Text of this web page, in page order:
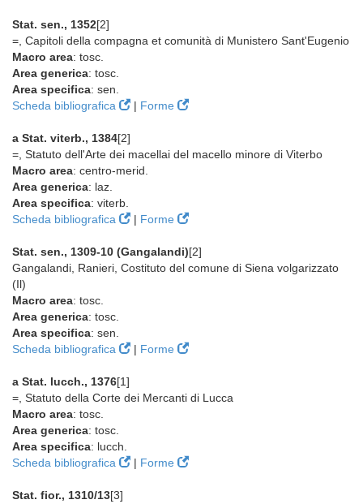
Stat. sen., 1352[2]
=, Capitoli della compagna et comunità di Munistero Sant'Eugenio
Macro area: tosc.
Area generica: tosc.
Area specifica: sen.
Scheda bibliografica
| Forme
a Stat. viterb., 1384[2]
=, Statuto dell'Arte dei macellai del macello minore di Viterbo
Macro area: centro-merid.
Area generica: laz.
Area specifica: viterb.
Scheda bibliografica
| Forme
Stat. sen., 1309-10 (Gangalandi)[2]
Gangalandi, Ranieri, Costituto del comune di Siena volgarizzato
(Il)
Macro area: tosc.
Area generica: tosc.
Area specifica: sen.
Scheda bibliografica
| Forme
a Stat. lucch., 1376[1]
=, Statuto della Corte dei Mercanti di Lucca
Macro area: tosc.
Area generica: tosc.
Area specifica: lucch.
Scheda bibliografica
| Forme
Stat. fior., 1310/13[3]